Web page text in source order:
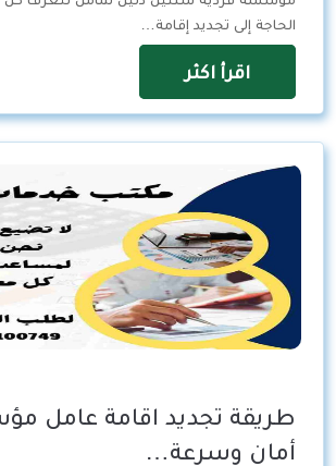
الحاجة إلى تجديد إقامة…
اقرأ اكثر
طريقة تجديد اقامة عامل
أمان وسرعة…